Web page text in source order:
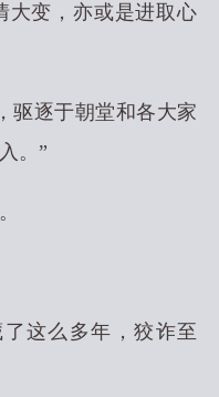
大变，亦或是进取心
驱逐于朝堂和各大家
。”
这么多年，狡诈至